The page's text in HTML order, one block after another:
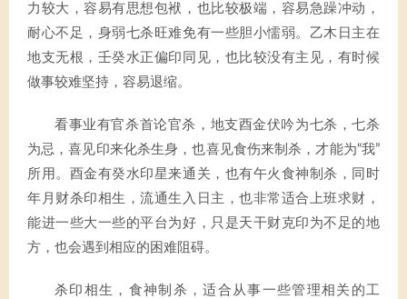
力较大，容易有思想包袱，也比较极端，容易急躁冲动，
耐心不足，身弱七杀旺难免有一些胆小懦弱。乙木日主在
地支无根，壬癸水正偏印同见，也比较没有主见，有时候
做事较难坚持，容易退缩。
看事业有官杀首论官杀，地支酉金伏吟为七杀，七杀
为忌，喜见印来化杀生身，也喜见食伤来制杀，才能为“我”
所用。酉金有癸水印星来通关，也有午火食神制杀，同时
年月财杀印相生，流通生入日主，也非常适合上班求财，
能进一些大一些的平台为好，只是天干财克印为不足的地
方，也会遇到相应的困难阻碍。
杀印相生，食神制杀，适合从事一些管理相关的工